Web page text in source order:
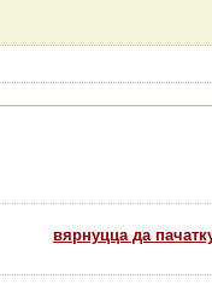
вярнуцца да